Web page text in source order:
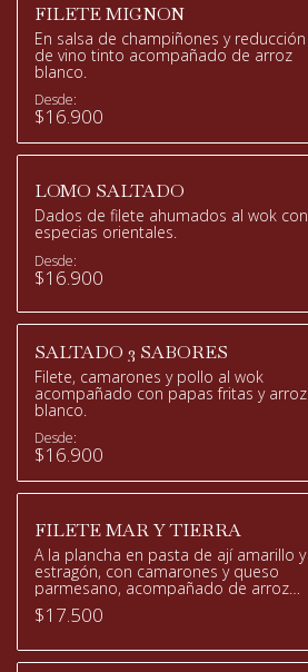
FILETE MIGNON
En salsa de champiñones y reducción
de vino tinto acompañado de arroz
blanco.
Desde:
$16.900
LOMO SALTADO
Dados de filete ahumados al wok con
especias orientales.
Desde:
$16.900
SALTADO 3 SABORES
Filete, camarones y pollo al wok
acompañado con papas fritas y arroz
blanco.
Desde:
$16.900
FILETE MAR Y TIERRA
A la plancha en pasta de ají amarillo y
estragón, con camarones y queso
parmesano, acompañado de arroz
blanco.
$17.500